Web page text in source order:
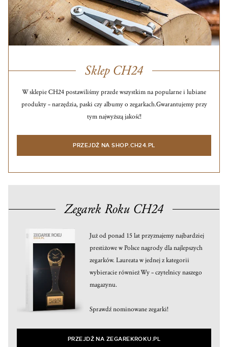
Sklep CH24
W sklepie CH24 postawiliśmy przede wszystkim na popularne i lubiane
produkty – narzędzia, paski czy albumy o zegarkach.Gwarantujemy przy
tym najwyższą jakość!
PRZEJDŹ NA SHOP.CH24.PL
Zegarek Roku CH24
Już od ponad 15 lat przyznajemy najbardziej
prestiżowe w Polsce nagrody dla najlepszych
zegarków. Laureata w jednej z kategorii
wybieracie również Wy – czytelnicy naszego
magazynu.
Sprawdź nominowane zegarki!
PRZEJDŹ NA ZEGAREKROKU.PL